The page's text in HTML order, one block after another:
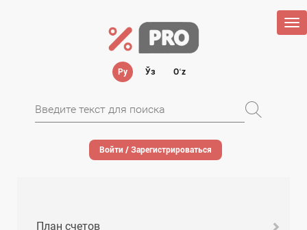
Ру Ўз Oʻz
Войти / Зарегистрироваться
План счетов